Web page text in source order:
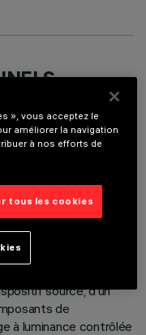
source, d’un
de
à luminance contrôlée
», vous acceptez le
améliorer la navigation
à nos efforts de
tous les cookies